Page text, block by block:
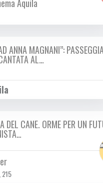
Aquila
2023ANNA MAGNANI”:
AL…
DEL CANE. ORME PER UN
215